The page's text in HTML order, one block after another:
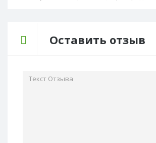
Оставить отзыв